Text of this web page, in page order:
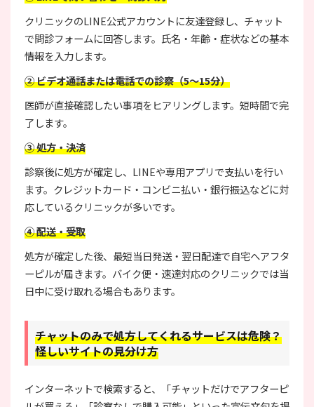
クリニックのLINE公式アカウントに友達登録し、チャット
で問診フォームに回答します。氏名・年齢・症状などの基本
情報を入力します。
② ビデオ通話または電話での診察（5〜15分）
医師が直接確認したい事項をヒアリングします。短時間で完
了します。
③ 処方・決済
診察後に処方が確定し、LINEや専用アプリで支払いを行い
ます。クレジットカード・コンビニ払い・銀行振込などに対
応しているクリニックが多いです。
④ 配送・受取
処方が確定した後、最短当日発送・翌日配達で自宅へアフタ
ーピルが届きます。バイク便・速達対応のクリニックでは当
日中に受け取れる場合もあります。
チャットのみで処方してくれるサービスは危険？
怪しいサイトの見分け方
インターネットで検索すると、「チャットだけでアフターピ